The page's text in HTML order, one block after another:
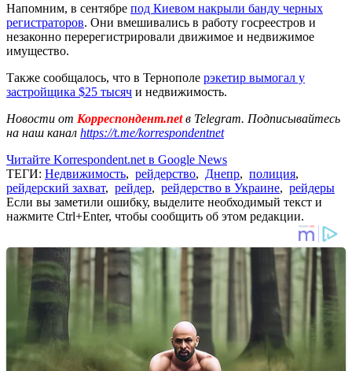
Напомним, в сентябре под Киевом накрыли банду черных
регистраторов. Они вмешивались в работу госреестров и
незаконно перерегистрировали движимое и недвижимое
имущество.
Также сообщалось, что в Тернополе рэкетир вымогал у
застройщика $25 тысяч и недвижимость.
Новости от Корреспондент.netв Telegram. Подписывайтесь
на наш канал https://t.me/korrespondentnet
Читайте Korrespondent.net в Google News
ТЕГИ: Недвижимость, рейдерство, Днепр, полиция,
рейдерский захват, рейдер, рейдерство в Украине, рейдеры
Если вы заметили ошибку, выделите необходимый текст и
нажмите Ctrl+Enter, чтобы сообщить об этом редакции.